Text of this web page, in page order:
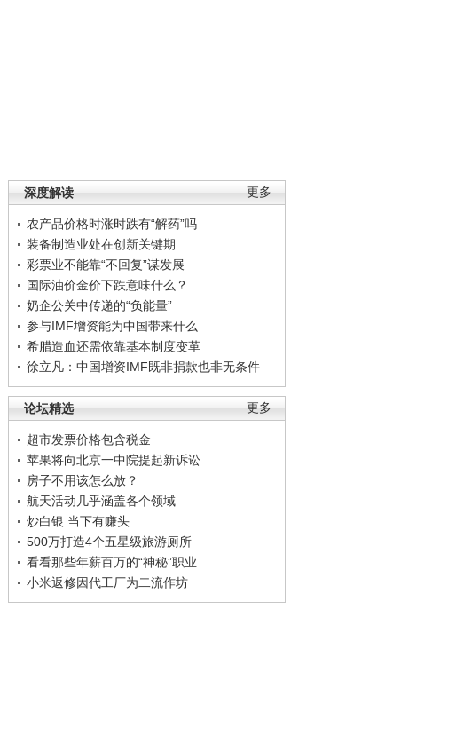
更多
深度解读
农产品价格时涨时跌有“解药”吗
装备制造业处在创新关键期
彩票业不能靠“不回复”谋发展
国际油价金价下跌意味什么？
奶企公关中传递的“负能量”
参与IMF增资能为中国带来什么
希腊造血还需依靠基本制度变革
徐立凡：中国增资IMF既非捐款也非无条件
更多
论坛精选
超市发票价格包含税金
苹果将向北京一中院提起新诉讼
房子不用该怎么放？
航天活动几乎涵盖各个领域
炒白银 当下有赚头
500万打造4个五星级旅游厕所
看看那些年薪百万的“神秘”职业
小米返修因代工厂为二流作坊